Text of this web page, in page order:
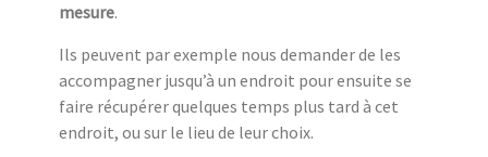
mesure.
Ils peuvent par exemple nous demander de les
accompagner jusqu’à un endroit pour ensuite se
faire récupérer quelques temps plus tard à cet
endroit, ou sur le lieu de leur choix.